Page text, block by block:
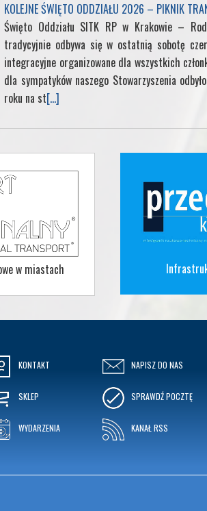
KOLEJNE ŚWIĘTO ODDZIAŁU 2026 – PIKNIK
Święto Oddziału SITK RP w Krakowie –
tradycyjnie odbywa się w ostatnią sobotę
integracyjne organizowane dla wszystkich
dla sympatyków naszego Stowarzyszenia
roku na st[...]
w miastach
KONTAKT
SKLEP
WYDARZENIA
NAPISZ DO NAS
SPRAWDŹ POCZTĘ
KANAŁ RSS